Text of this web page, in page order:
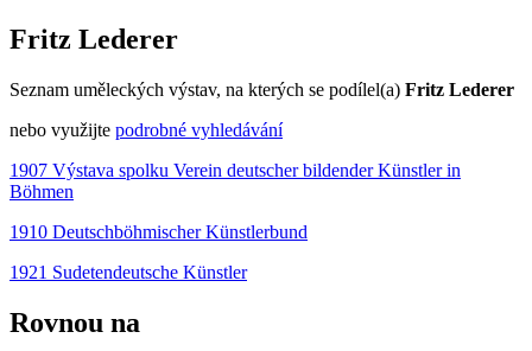
Fritz Lederer
Seznam uměleckých výstav, na kterých se podílel(a) Fritz Lederer
nebo využijte podrobné vyhledávání
1907 Výstava spolku Verein deutscher bildender Künstler in
Böhmen
1910 Deutschböhmischer Künstlerbund
1921 Sudetendeutsche Künstler
Rovnou na